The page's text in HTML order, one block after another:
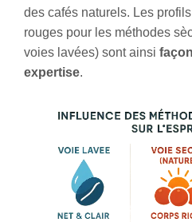
des cafés naturels. Les
rouges pour les méthodes
voies lavées) sont ainsi
expertise.